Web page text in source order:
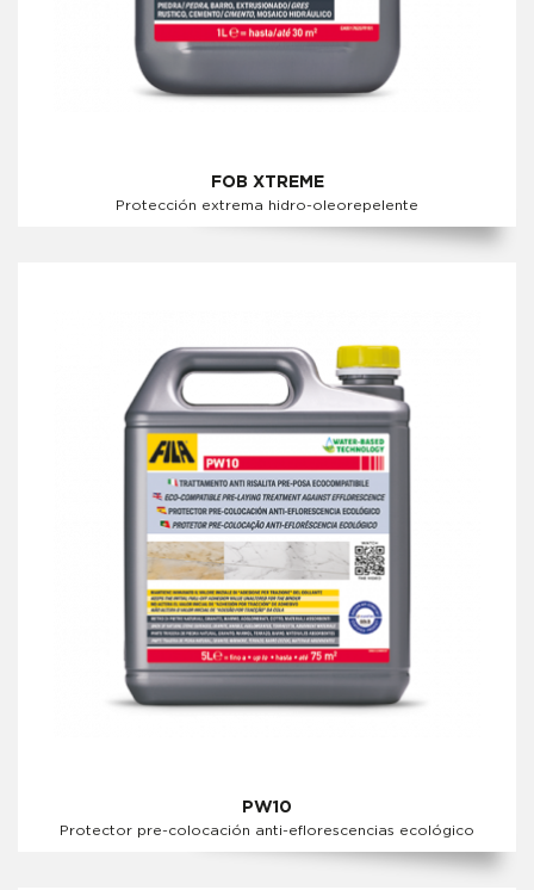
FOB XTREME
Protección extrema hidro-oleorepelente
PW10
Protector pre-colocación anti-eflorescencias ecológico